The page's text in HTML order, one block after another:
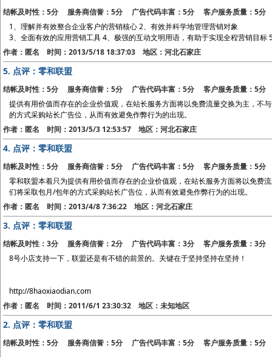
结帐及时性：5分 服务商信誉：5分 广告代码丰富：5分 客户服务质量：5分
1、理解并有效整合企业客户的营销核心 2、有效并科学地管理营销对象
3、全面有效的应用营销工具 4、极强的互动文明用语，有助于实现全程营销目标
作者：匿名 时间：2013/5/18 18:37:03 地区：河北石家庄
5. 点评：零和联盟
结帐及时性：5分 服务商信誉：5分 广告代码丰富：5分 客户服务质量：5分
提供有用价值而存在的企业价值观，在站长服务方面将以免费流量交换为主，不
的方式采购站长广告位，从而有效避免作弊行为的出现。
作者：匿名 时间：2013/5/3 12:53:57 地区：河北石家庄
4. 点评：零和联盟
结帐及时性：5分 服务商信誉：5分 广告代码丰富：5分 客户服务质量：5分
零和联盟本着只为提供有用价值而存在的企业价值观，在站长服务方面将以免费
们将采取包月/包年的方式采购站长广告位，从而有效避免作弊行为的出现。
作者：匿名 时间：2013/4/8 7:36:22 地区：河北石家庄
3. 点评：零和联盟
结帐及时性：3分 服务商信誉：2分 广告代码丰富：3分 客户服务质量：3分
8号小店支持一下，联盟还是有不错的前景的。关键在于坚持坚持在坚持！
http://8haoxiaodian.com
作者：匿名 时间：2011/6/1 23:30:32 地区：未知地区
2. 点评：零和联盟
结帐及时性：5分 服务商信誉：5分 广告代码丰富：5分 客户服务质量：5分